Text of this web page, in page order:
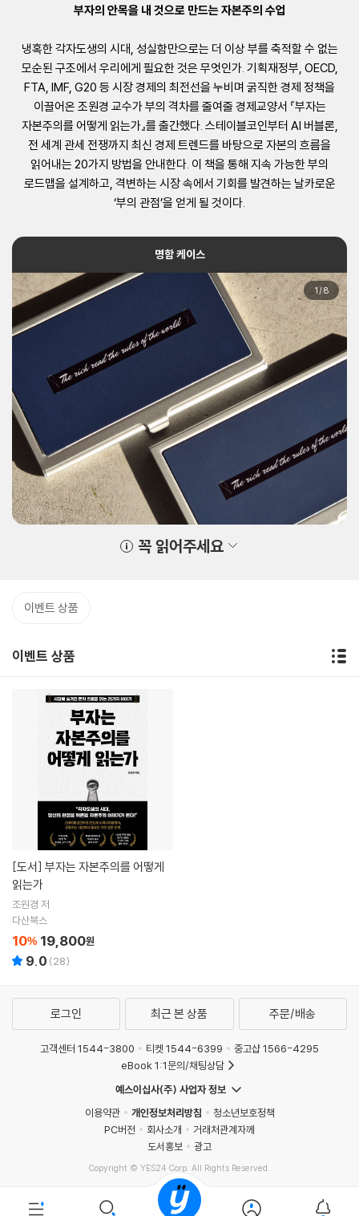
부자의 안목을 내 것으로 만드는 자본주의 수업
냉혹한 각자도생의 시대, 성실함만으로는 더 이상 부를 축적할 수 없는
모순된 구조에서 우리에게 필요한 것은 무엇인가. 기획재정부, OECD,
FTA, IMF, G20 등 시장 경제의 최전선을 누비며 굵직한 경제 정책을
이끌어온 조원경 교수가 부의 격차를 줄여줄 경제교양서 『부자는
자본주의를 어떻게 읽는가』를 출간했다. 스테이블코인부터 AI 버블론,
전 세계 관세 전쟁까지 최신 경제 트렌드를 바탕으로 자본의 흐름을
읽어내는 20가지 방법을 안내한다. 이 책을 통해 지속 가능한 부의
로드맵을 설계하고, 격변하는 시장 속에서 기회를 발견하는 날카로운
‘부의 관점’을 얻게 될 것이다.
명함 케이스
1 /8
꼭 읽어주세요
이벤트 상품
이벤트 상품
[도서]
읽는가
조원경 저
다산북스
10% 19,800원
9.0 (28)
로그인 최근 본 상품 주문/배송
고객센터 1544-3800 티켓 1544-6399
중고샵 1566-4295
eBook 1:1문의/채팅상담
예스이십사(주) 사업자 정보
이용약관
개인정보처리방침
청소년보호정책
PC버전
회사소개
거래처관계자께
도서홍보
광고
Copyright © YES24 Corp. All Rights Reserved.